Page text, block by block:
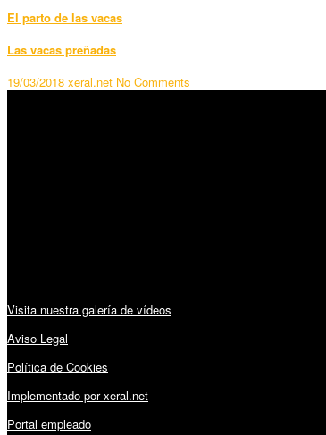
El parto de las vacas
Las vacas preñadas
19/03/2018 xeral.net No Comments
Visita nuestra galería de vídeos
Aviso Legal
Política de Cookies
Implementado por xeral.net
Portal empleado